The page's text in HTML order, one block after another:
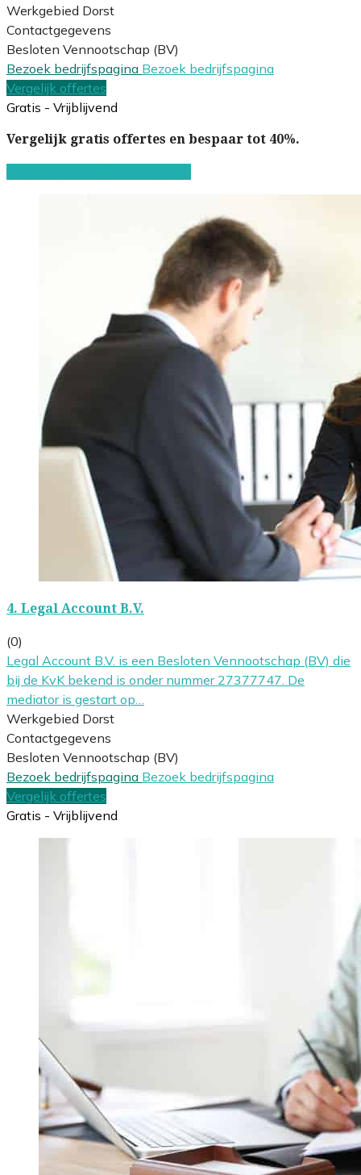
Werkgebied Dorst
Contactgegevens
Besloten Vennootschap (BV)
Bezoek bedrijfspagina Bezoek bedrijfspagina
Vergelijk offertes
Gratis - Vrijblijvend
Vergelijk gratis offertes en bespaar tot 40%.
4. Legal Account B.V.
(0)
Legal Account B.V. is een Besloten Vennootschap (BV) die
bij de KvK bekend is onder nummer 27377747. De
mediator is gestart op…
Werkgebied Dorst
Contactgegevens
Besloten Vennootschap (BV)
Bezoek bedrijfspagina Bezoek bedrijfspagina
Vergelijk offertes
Gratis - Vrijblijvend